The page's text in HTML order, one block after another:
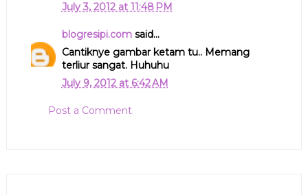
July 3, 2012 at 11:48 PM
blogresipi.comsaid...
Cantiknye gambar ketam tu.. Memang
terliur sangat. Huhuhu
July 9, 2012 at 6:42 AM
Post a Comment